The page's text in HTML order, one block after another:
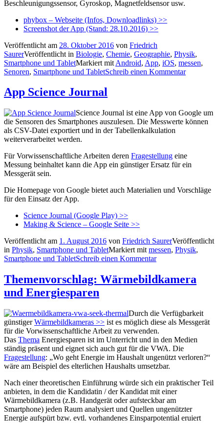
Beschleunigungssensor, Gyroskop, Magnetfeldsensor usw.
phybox – Webseite (Infos, Downloadlinks) >>
Screenshot der App (Stand: 28.10.2016) >>
Veröffentlicht am 28. Oktober 2016 von Friedrich
SaurerVeröffentlicht in Biologie, Chemie, Geographie, Physik,
Smartphone und TabletMarkiert mit Android, App, iOS, messen,
Senoren, Smartphone und TabletSchreib einen Kommentar
App Science Journal
Science Journal ist eine App von Google um
die Sensoren des Smartphones auszulesen. Die Messwerte können
als CSV-Datei exportiert und in der Tabellenkalkulation
weiterverarbeitet werden.
Für Vorwissenschaftliche Arbeiten deren Fragestellung eine
Messung beinhaltet kann die App ein günstiger Ersatz für ein
Messgerät sein.
Die Homepage von Google bietet auch Materialien und Vorschläge
für den Einsatz der App.
Science Journal (Google Play) >>
Making & Science – Google Seite >>
Veröffentlicht am 1. August 2016 von Friedrich SaurerVeröffentlicht
in Physik, Smartphone und TabletMarkiert mit messen, Physik,
Smartphone und TabletSchreib einen Kommentar
Themenvorschlag: Wärmebildkamera
und Energiesparen
Durch die Verfügbarkeit
günstigerWärmebildkameras >> ist es möglich diese als Messgerät
für die Vorwissenschaftliche Arbeit zu verwenden.
Das Thema Energiesparen ist im Unterricht und in den Medien
ständig präsent und eignet sich auch gut für die VWA. Die
Fragestellung: „Wo geht Energie im Haushalt ungenützt verloren?“
wäre am Beispiel des elterlichen Haushalts umsetzbar.
Nach einer theoretischen Einführung würde sich ein praktischer Teil
anbieten, in dem die Kandidatin / der Kandidat mit einer
Wärmebildkamera (z.B. Handgerät oder aufsteckbar am
Smartphone) jeden Raum analysiert und Quellen ungenützter
Energie aufspürt bzw. evtl. vorhandenes Einsparpotential eruiert